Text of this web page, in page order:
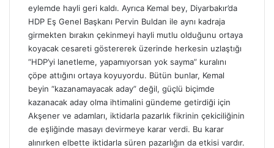
eylemde hayli geri kaldı. Ayrıca Kemal bey, Diyarbakır’da
HDP Eş Genel Başkanı Pervin Buldan ile aynı kadraja
girmekten bırakın çekinmeyi hayli mutlu olduğunu ortaya
koyacak cesareti göstererek üzerinde herkesin uzlaştığı
“HDP’yi lanetleme, yapamıyorsan yok sayma” kuralını
çöpe attığını ortaya koyuyordu. Bütün bunlar, Kemal
beyin “kazanamayacak aday” değil, güçlü biçimde
kazanacak aday olma ihtimalini gündeme getirdiği için
Akşener ve adamları, iktidarla pazarlık fikrinin çekiciliğinin
de eşliğinde masayı devirmeye karar verdi. Bu karar
alınırken elbette iktidarla süren pazarlığın da etkisi vardır.